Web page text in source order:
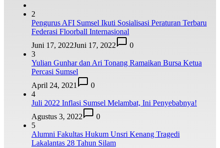
2
Pengurus AFI Sumsel Ikuti Sosialisasi Peraturan Terbaru
Federasi Floorball Internasional
Juni 17, 2022Juni 17, 2022
0
3
Yulian Gunhar dan Ari Tonang Ramaikan Bursa Ketua
Percasi Sumsel
April 24, 2021
0
4
Juli 2022 Inflasi Sumsel Melambat, Ini Penyebabnya!
Agustus 3, 2022
0
5
Alumni Fakultas Hukum Unsri Kenang Tragedi
Lakalantas 28 Tahun Silam